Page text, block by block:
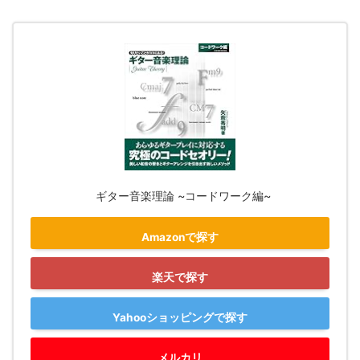
ギター音楽理論 ~コードワーク編~
Amazonで探す
楽天で探す
Yahooショッピングで探す